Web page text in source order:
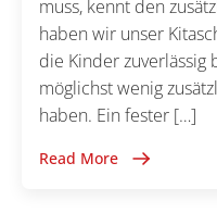
muss, kennt den
haben wir unser
die Kinder
möglichst wenig
haben. Ein fester […]
Read More